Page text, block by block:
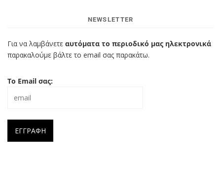
NEWSLETTER
Για να λαμβάνετε αυτόματα το περιοδικό μας ηλεκτρονικά
παρακαλούμε βάλτε το email σας παρακάτω.
Το Email σας: